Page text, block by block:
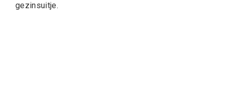
gezinsuitje.